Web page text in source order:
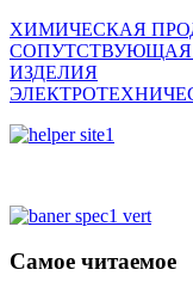
ХИМИЧЕСКАЯ
СОПУТСТВУЮЩАЯ
ИЗДЕЛИЯ
Самое читаемое